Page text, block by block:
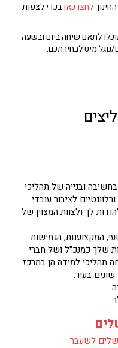
לחצו כאןבכדי לצפות
לתאם שיחה ביום ובשעה
גוגל מיט לבחירתכם.
ובנייה של תהליכי
לציבור עובדי
לך ולצוות המצוין של
המקצוענות, הגמישות
שלך כמנכ"ל ושל חברי
תהליכי למידה הן במרכז
בעיר.
לשעבר